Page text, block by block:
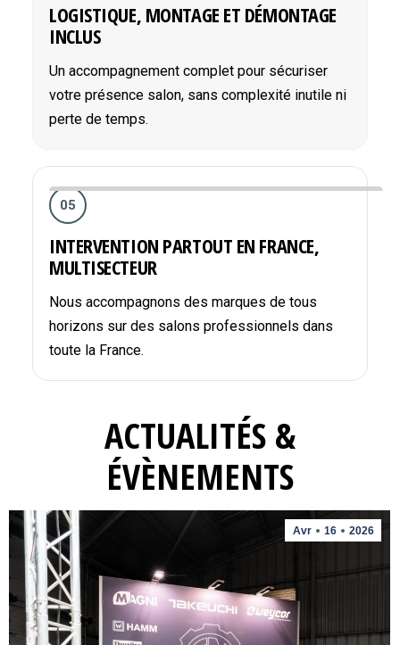
LOGISTIQUE, MONTAGE ET DÉMONTAGE
INCLUS
Un accompagnement complet pour sécuriser
votre présence salon, sans complexité inutile ni
perte de temps.
05
INTERVENTION PARTOUT EN FRANCE,
MULTISECTEUR
Nous accompagnons des marques de tous
horizons sur des salons professionnels dans
toute la France.
ACTUALITÉS &
ÉVÈNEMENTS
Avr 16 2026